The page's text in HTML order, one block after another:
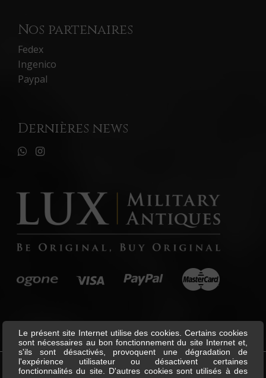
Nos partenaires
Fedex
Ingenico
Paypal
Dernières news
Le présent site Internet utilise des cookies. Certains cookies
sont nécessaires au bon fonctionnement du site Internet et,
s'ils sont désactivés, provoquent une dégradation de
l'expérience utilisateur ou désactivent certaines
fonctionnalités du site. D'autres cookies sont utilisés à des